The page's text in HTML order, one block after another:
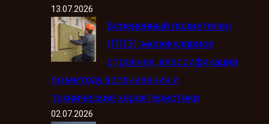
13.07.2026
Вспененный полиэтилен
(ППЭ): молекулярное
строение, классификация
по методу вспенивания и
технические характеристики
02.07.2026